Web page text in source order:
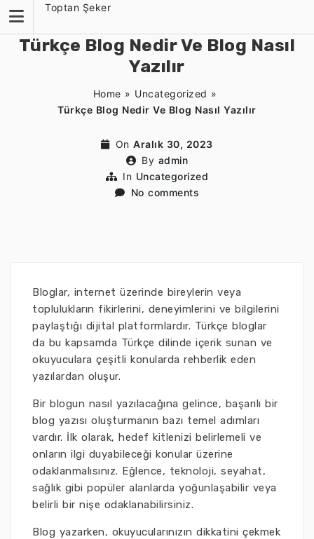
content
Toptan Şeker
Türkçe Blog Nedir Ve Blog Nasıl
Yazılır
Home » Uncategorized »
Türkçe Blog Nedir Ve Blog Nasıl Yazılır
On Aralık 30, 2023
By admin
In Uncategorized
No comments
Bloglar, internet üzerinde bireylerin veya
toplulukların fikirlerini, deneyimlerini ve bilgilerini
paylaştığı dijital platformlardır. Türkçe bloglar
da bu kapsamda Türkçe dilinde içerik sunan ve
okuyuculara çeşitli konularda rehberlik eden
yazılardan oluşur.
Bir blogun nasıl yazılacağına gelince, başarılı bir
blog yazısı oluşturmanın bazı temel adımları
vardır. İlk olarak, hedef kitlenizi belirlemeli ve
onların ilgi duyabileceği konular üzerine
odaklanmalısınız. Eğlence, teknoloji, seyahat,
sağlık gibi popüler alanlarda yoğunlaşabilir veya
belirli bir nişe odaklanabilirsiniz.
Blog yazarken, okuyucularınızın dikkatini çekmek